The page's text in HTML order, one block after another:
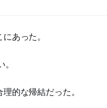
あった。
的な帰結だった。